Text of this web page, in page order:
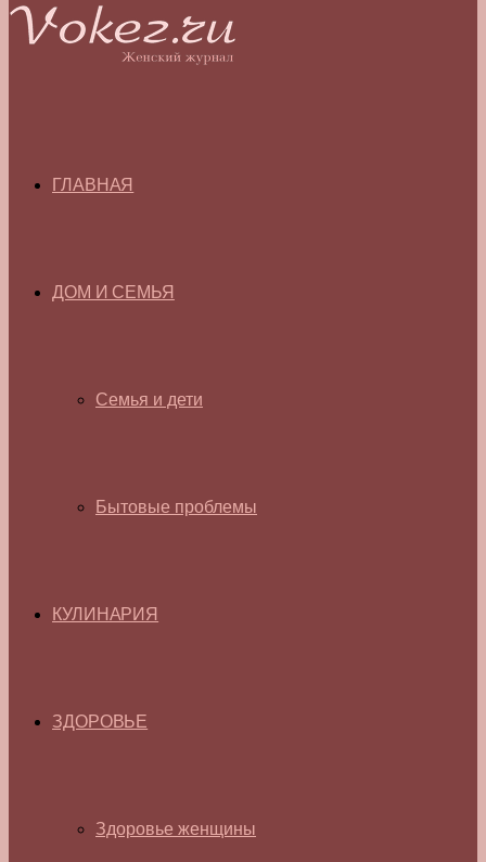
ГЛАВНАЯ
ДОМ И СЕМЬЯ
Семья и дети
Бытовые проблемы
КУЛИНАРИЯ
ЗДОРОВЬЕ
Здоровье женщины